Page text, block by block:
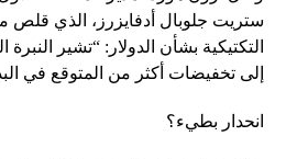
ستريت جلوبال أدفايزرز، الذي قلص
التكتيكية بشأن الدولار: “تشير
إلى تخفيضات أكثر من المتوقع في
انحدار بطيء؟